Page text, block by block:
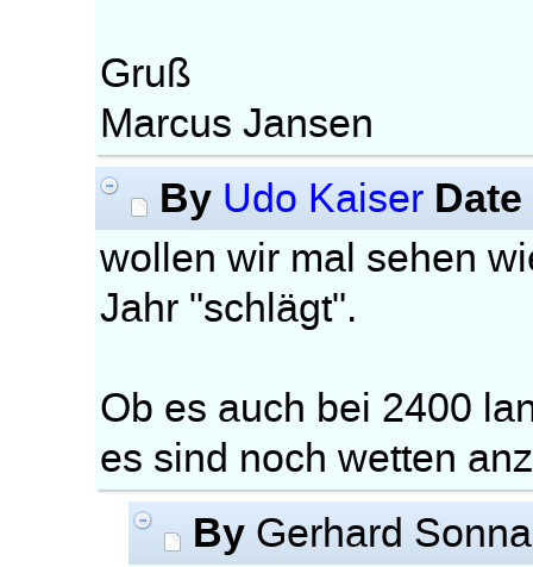
Gruß
Marcus Jansen
By Udo Kaiser Date
wollen wir mal sehen
Jahr "schlägt".
Ob es auch bei 2400
es sind noch wetten
By Gerhard